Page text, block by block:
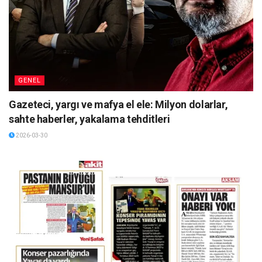
GENEL
Gazeteci, yargı ve mafya el ele: Milyon dolarlar,
sahte haberler, yakalama tehditleri
2026-03-30